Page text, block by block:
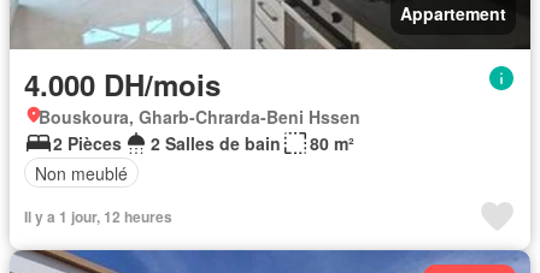
Appartement
4.000 DH/mois
Bouskoura, Gharb-Chrarda-Beni Hssen
2 Pièces
2 Salles de bain
80 m²
Non meublé
Il y a 1 jour, 12 heures